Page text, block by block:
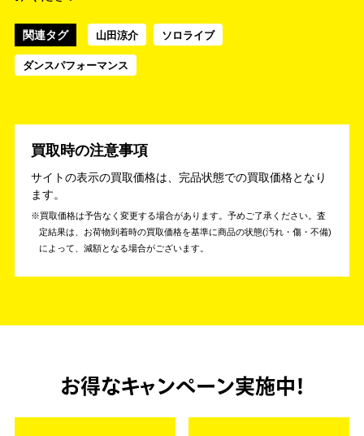
関連タグ 山田涼介 ソロライブ
ダンスパフォーマンス
買取時の注意事項
サイトの表示の買取価格は、完品状態での買取価格となり
ます。
買取価格は予告なく変更する場合があります。予めご了承ください。 査
定結果は、お荷物到着時の買取価格を基準に商品の状態(汚れ・傷・不備)
によって、減額となる場合がございます。
お得なキャンペーン実施中！